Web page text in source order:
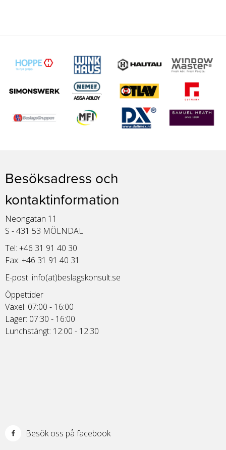
Besöksadress och
kontaktinformation
Neongatan 11
S - 431 53 MÖLNDAL
Tel: +46 31 91 40 30
Fax: +46 31 91 40 31
E-post: info(at)beslagskonsult.se
Öppettider
Växel: 07:00 - 16:00
Lager: 07:30 - 16:00
Lunchstängt: 12:00 - 12:30
Besök oss på facebook